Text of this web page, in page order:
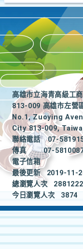
高雄市立海青高級工
813-009 高雄市左營
No.1, Zuoying
City 813-009,
聯絡電話
07-
傳真
07-
電子信箱
最後更新
2019-11-
總瀏覽人次
今日瀏覽人次
3874